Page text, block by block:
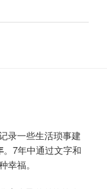
录一些生活琐事建
。7年中通过文字和
福。